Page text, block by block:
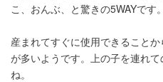
こ、おんぶ、と驚きの5WAYです。
産まれてすぐに使用できること
が多いようです。上の子を連れ
ね。